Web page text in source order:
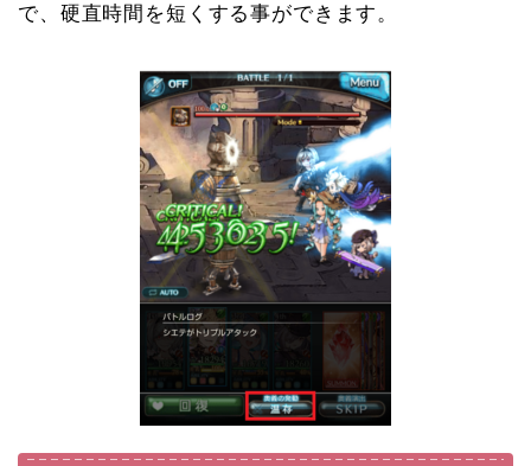
で、硬直時間を短くする事ができます。